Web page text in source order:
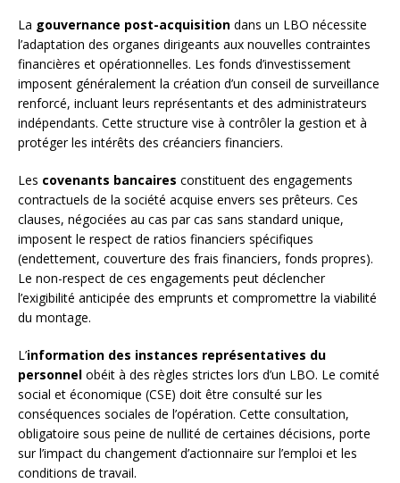
La gouvernance post-acquisition dans un LBO nécessite
l’adaptation des organes dirigeants aux nouvelles contraintes
financières et opérationnelles. Les fonds d’investissement
imposent généralement la création d’un conseil de surveillance
renforcé, incluant leurs représentants et des administrateurs
indépendants. Cette structure vise à contrôler la gestion et à
protéger les intérêts des créanciers financiers.
Les covenants bancaires constituent des engagements
contractuels de la société acquise envers ses prêteurs. Ces
clauses, négociées au cas par cas sans standard unique,
imposent le respect de ratios financiers spécifiques
(endettement, couverture des frais financiers, fonds propres).
Le non-respect de ces engagements peut déclencher
l’exigibilité anticipée des emprunts et compromettre la viabilité
du montage.
L’information des instances représentatives du
personnel obéit à des règles strictes lors d’un LBO. Le comité
social et économique (CSE) doit être consulté sur les
conséquences sociales de l’opération. Cette consultation,
obligatoire sous peine de nullité de certaines décisions, porte
sur l’impact du changement d’actionnaire sur l’emploi et les
conditions de travail.